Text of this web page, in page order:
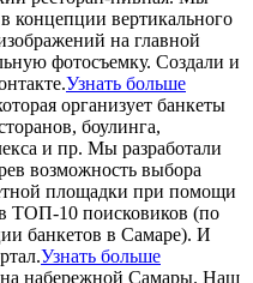
концепции вертикального
на главной
фотосъемку. Создали и
Узнать больше
организует банкеты
боулинга,
и пр. Мы разработали
возможность выбора
площадки при помощи
ТОП-10 поисковиков (по
банкетов в Самаре). И
Узнать больше
набережной Самары. Наш